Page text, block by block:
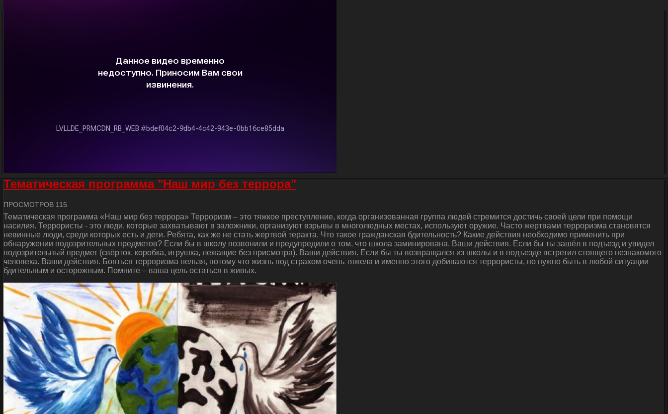
Тематическая программа "Наш мир без террора"
ПРОСМОТРОВ 115
Тематическая программа «Наш мир без террора» Терроризм – это тяжкое преступление, когда организованная группа людей стремится достичь своей цели при помощи
насилия. Террористы - это люди, которые захватывают в заложники, организуют взрывы в многолюдных местах, используют оружие. Часто жертвами терроризма становятся
невинные люди, среди которых есть и дети. Ребята, как же не стать жертвой теракта. Что такое гражданская бдительность? Какие действия необходимо применить при
обнаружении подозрительных предметов? Если бы в школу позвонили и предупредили о том, что школа заминирована. Ваши действия. Если бы ты зашёл в подъезд и увидел
подозрительный предмет (свёрток, коробка, игрушка, лежащие без присмотра). Ваши действия. Если бы ты возвращался из школы и в подъезде встретил стоящего незнакомого
человека. Ваши действия. Бояться терроризма нельзя, потому что жизнь под страхом очень тяжела и именно этого добиваются террористы, но нужно быть в любой ситуации
бдительным и осторожным. Помните – ваша цель остаться в живых.